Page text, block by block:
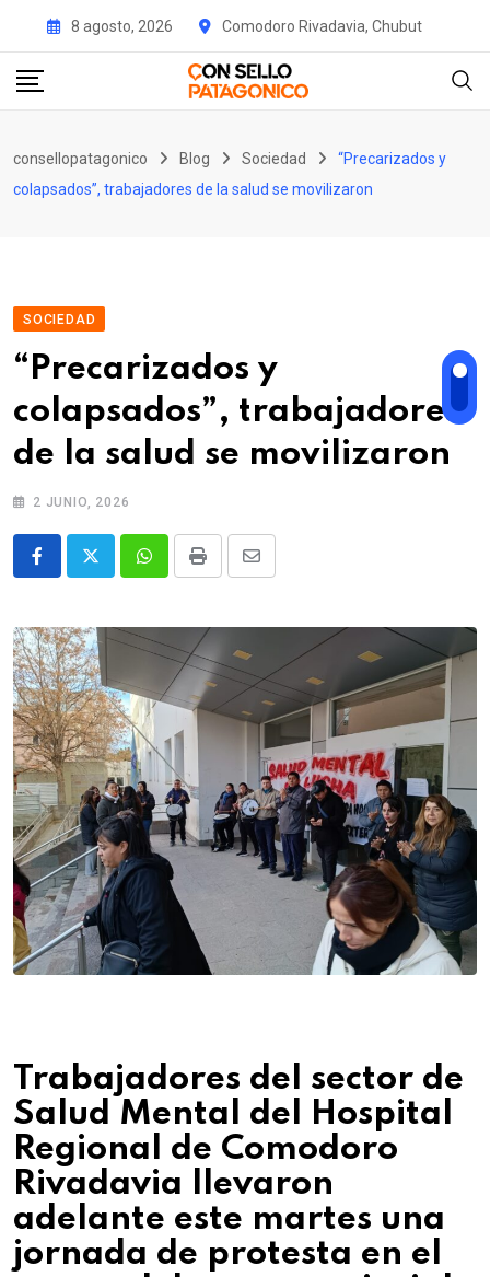
content
8 agosto, 2026 Comodoro Rivadavia, Chubut
consellopatagonico Blog Sociedad
“Precarizados y
colapsados”, trabajadores de la salud se movilizaron
SOCIEDAD
“Precarizados y
colapsados”, trabajadores
de la salud se movilizaron
2 JUNIO, 2026
WhatsappPrint
Share
Email
Trabajadores del sector de
Salud Mental del Hospital
Regional de Comodoro
Rivadavia llevaron
adelante este martes una
jornada de protesta en el